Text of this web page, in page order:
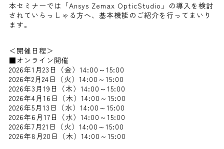
本セミナーでは「Ansys Zemax OpticStudio」の導入を検討
されていらっしゃる方へ、基本機能のご紹介を行ってまいり
ます。
＜開催日程＞
■オンライン開催
2026年1月23日（金）14:00～15:00
2026年2月24日（火）14:00～15:00
2026年3月19日（木）14:00～15:00
2026年4月16日（木）14:00～15:00
2026年5月13日（水）14:00～15:00
2026年6月17日（水）14:00～15:00
2026年7月21日（火）14:00～15:00
2026年8月20日（木）14:00～15:00